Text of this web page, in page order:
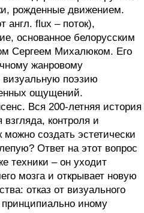
рожденные движением.
англ. flux – поток),
основанное белорусским
Сергеем Михалюком. Его
жанровому
поэзию
ощущений.
Вся 200-летняя история
контроля и
создать эстетически
Ответ на этот вопрос
техники – он уходит
мозга и открывает новую
отказ от визуального
принципиально иному